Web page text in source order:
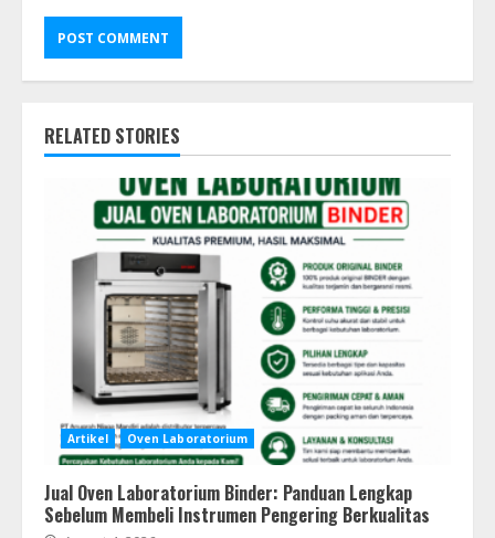
RELATED STORIES
Artikel Oven Laboratorium
Jual Oven Laboratorium Binder: Panduan Lengkap
Sebelum Membeli Instrumen Pengering Berkualitas